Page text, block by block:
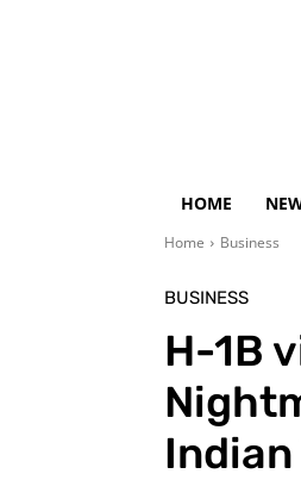
HOME
Home Business
BUSINESS
H-1B
Indian